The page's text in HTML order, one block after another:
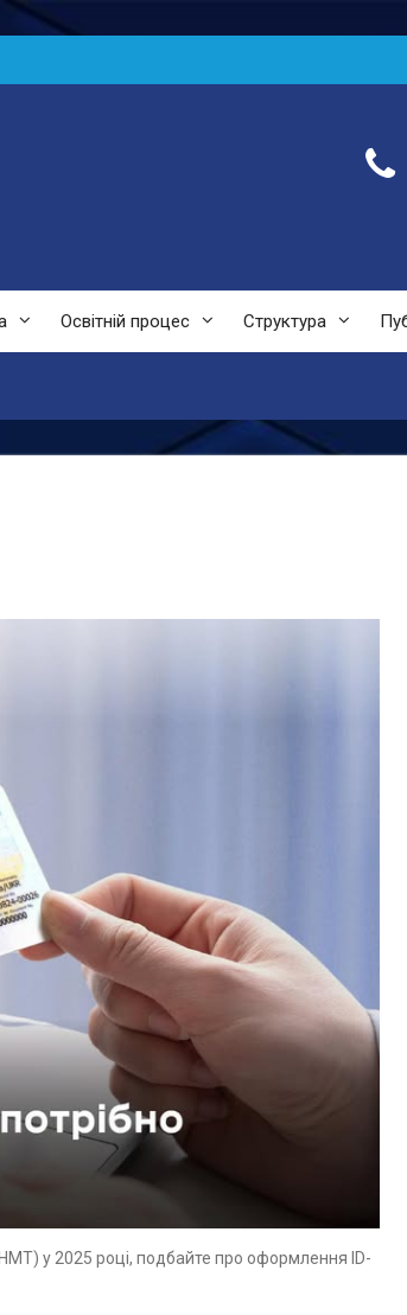
Освітній процес Структура
у 2025 році, подбайте про оформлення ID-